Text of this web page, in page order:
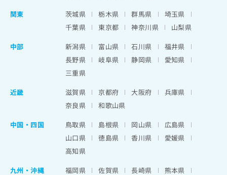
関東
茨城県 栃木県 群馬県
埼玉県
千葉県
東京都 神奈川県
山梨県
中部
新潟県 富山県 石川県
福井県
長野県
岐阜県 静岡県
愛知県
三重県
近畿
滋賀県 京都府 大阪府
兵庫県
奈良県
和歌山県
中国・四国
鳥取県 島根県 岡山県
広島県
山口県
徳島県 香川県
愛媛県
高知県
九州・沖縄
福岡県 佐賀県 長崎県 熊本県